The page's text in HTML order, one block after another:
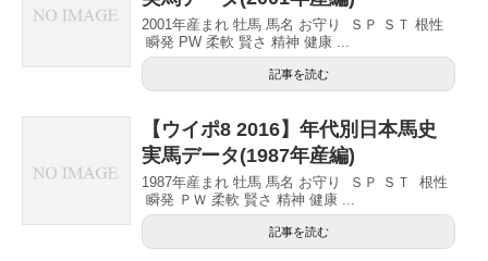
2001年産まれ 牡馬 馬名 お守り ＳＰ ＳＴ 根性
瞬発 PW 柔軟 賢さ 精神 健康 ...
記事を読む
【ウイポ8 2016】年代別日本馬史
実馬データ(1987年産編)
1987年産まれ 牡馬 馬名 お守り ＳＰ ＳＴ 根性
瞬発 ＰＷ 柔軟 賢さ 精神 健康 ...
記事を読む